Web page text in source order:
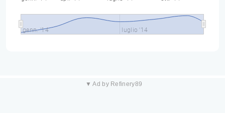
genn. '14 luglio '14
▼ Ad by Refinery89